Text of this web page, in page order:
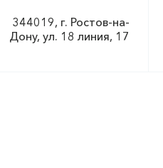
344019, г. Ростов-на-
Дону, ул. 18 линия, 17